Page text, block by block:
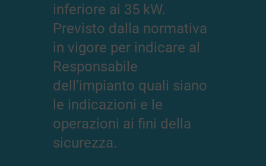
inferiore ai 35 kW.
Previsto dalla normativa
in vigore per indicare al
Responsabile
dell’impianto quali siano
le indicazioni e le
operazioni ai fini della
sicurezza.